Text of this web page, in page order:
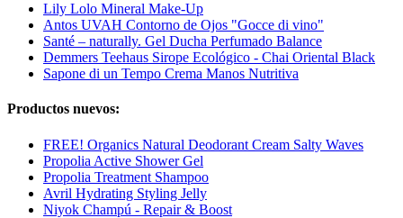
Lily Lolo Mineral Make-Up
Antos UVAH Contorno de Ojos "Gocce di vino"
Santé – naturally. Gel Ducha Perfumado Balance
Demmers Teehaus Sirope Ecológico - Chai Oriental Black
Sapone di un Tempo Crema Manos Nutritiva
Productos nuevos:
FREE! Organics Natural Deodorant Cream Salty Waves
Propolia Active Shower Gel
Propolia Treatment Shampoo
Avril Hydrating Styling Jelly
Niyok Champú - Repair & Boost